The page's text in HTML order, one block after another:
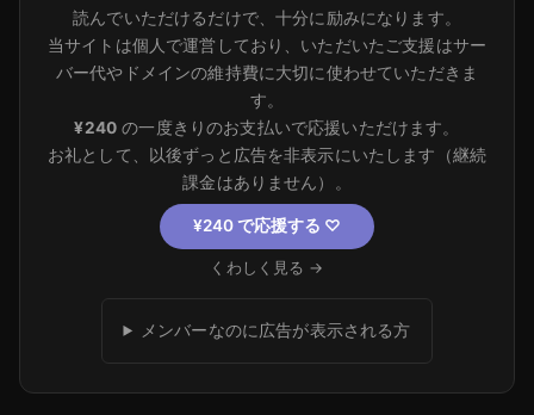
読んでいただけるだけで、十分に励みになります。
当サイトは個人で運営しており、いただいたご支援はサー
バー代やドメインの維持費に大切に使わせていただきま
す。
¥240 の一度きりのお支払いで応援いただけます。
お礼として、以後ずっと広告を非表示にいたします（継続
課金はありません）。
¥240 で応援する ♡
くわしく見る →
メンバーなのに広告が表示される方